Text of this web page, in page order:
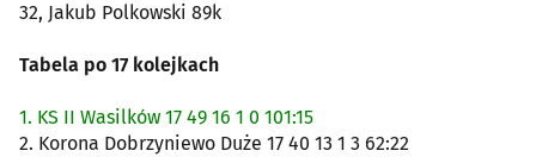
32, Jakub Polkowski 89k
Tabela po 17 kolejkach
1. KS II Wasilków 17 49 16 1 0 101:15
2. Korona Dobrzyniewo Duże 17 40 13 1 3 62:22